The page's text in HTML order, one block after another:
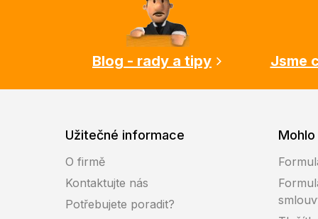
Blog - rady a tipy
Jsme
Užitečné informace
O firmě
Kontaktujte nás
Potřebujete poradit?